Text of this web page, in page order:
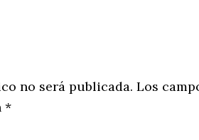
no será publicada. Los
*